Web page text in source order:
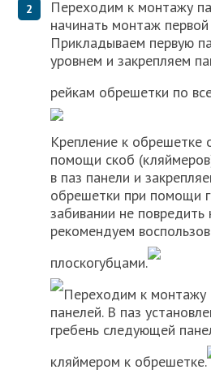
Переходим к монтажу
начинать монтаж первой
Прикладываем первую
уровнем и закрепляем
рейкам обрешетки по
Крепление к обрешетке
помощи скоб
в паз панели и
обрешетки при помощи
забивании не повредить
рекомендуем
плоскогубцами.
Переходим к
панелей. В паз
гребень следующей
кляймером к обрешетке.